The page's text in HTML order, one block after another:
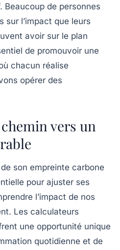
de personnes
sur l’impact que leurs
avoir sur le plan
de promouvoir une
chacun réalise
opérer des
vers un
son empreinte carbone
pour ajuster ses
l’impact de nos
Les calculateurs
une opportunité unique
quotidienne et de